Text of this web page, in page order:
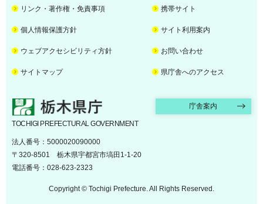
リンク・著作権・免責事項 携帯サイト
個人情報保護方針 サイト利用案内
ウェブアクセシビリティ方針 お問い合わせ
サイトマップ 県庁舎へのアクセス
栃木県庁 庁舎案内
TOCHIGI PREFECTURAL GOVERNMENT
法人番号：5000020090000
〒320-8501 栃木県宇都宮市塙田1-1-20
電話番号：028-623-2323
Copyright © Tochigi Prefecture. All Rights Reserved.